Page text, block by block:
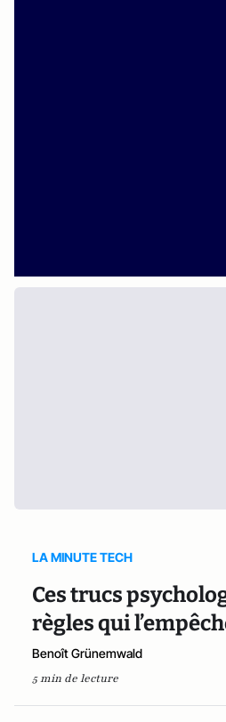
LA MINUTE TECH
Ces trucs
règles qui
Benoît Grünemwald
5 min de lecture